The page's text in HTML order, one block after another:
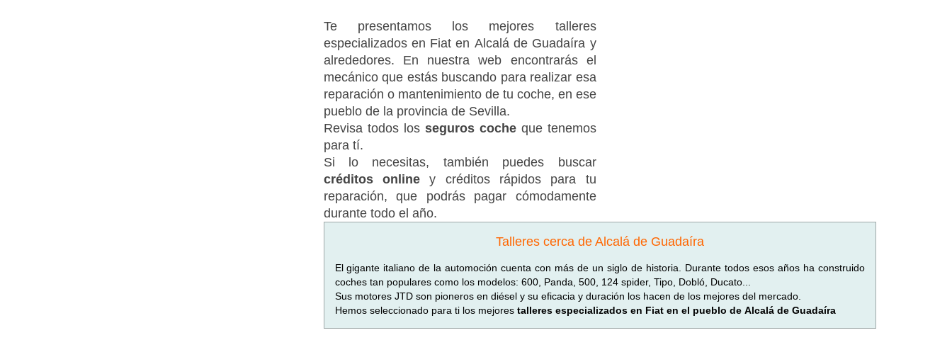
Te presentamos los mejores talleres
especializados en Fiat en Alcalá de Guadaíra y
alrededores. En nuestra web encontrarás el
mecánico que estás buscando para realizar esa
reparación o mantenimiento de tu coche, en ese
pueblo de la provincia de Sevilla.
Revisa todos los seguros cocheque tenemos
para tí.
Si lo necesitas, también puedes buscar
créditos onliney créditos rápidos para tu
reparación, que podrás pagar cómodamente
durante todo el año.
Talleres cerca de Alcalá de Guadaíra
El gigante italiano de la automoción cuenta con más de un siglo de historia. Durante todos esos años ha construido
coches tan populares como los modelos: 600, Panda, 500, 124 spider, Tipo, Dobló, Ducato...
Sus motores JTD son pioneros en diésel y su eficacia y duración los hacen de los mejores del mercado.
Hemos seleccionado para ti los mejores talleres especializados en Fiat en el pueblo de Alcalá de Guadaíra